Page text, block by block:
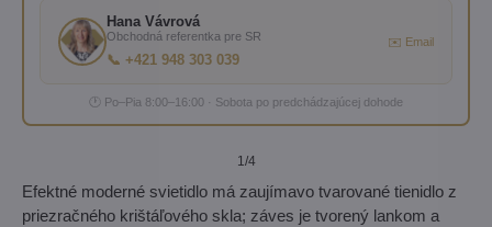
Hana Vávrová
Obchodná referentka pre SR
📞 +421 948 303 039
✉️ Email
🕐 Po–Pia 8:00–16:00 · Sobota po predchádzajúcej dohode
1/4
Efektné moderné svietidlo má zaujímavo tvarované tienidlo z
priezračného krištáľového skla; záves je tvorený lankom a